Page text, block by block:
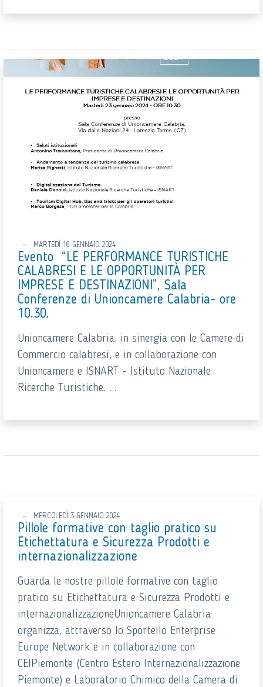
MARTEDÌ 16 GENNAIO 2024
Evento “LE PERFORMANCE TURISTICHE
CALABRESI E LE OPPORTUNITÀ PER
IMPRESE E DESTINAZIONI”, Sala
Conferenze di Unioncamere Calabria- ore
10.30.
Unioncamere Calabria, in sinergia con le Camere di
Commercio calabresi, e in collaborazione con
Unioncamere e ISNART - Istituto Nazionale
Ricerche Turistiche, ...
MERCOLEDÌ 3 GENNAIO 2024
Pillole formative con taglio pratico su
Etichettatura e Sicurezza Prodotti e
internazionalizzazione
Guarda le nostre pillole formative con taglio
pratico su Etichettatura e Sicurezza Prodotti e
internazionalizzazioneUnioncamere Calabria
organizza, attraverso lo Sportello Enterprise
Europe Network e in collaborazione con
CEIPiemonte (Centro Estero Internazionalizzazione
Piemonte) e Laboratorio Chimico della Camera di